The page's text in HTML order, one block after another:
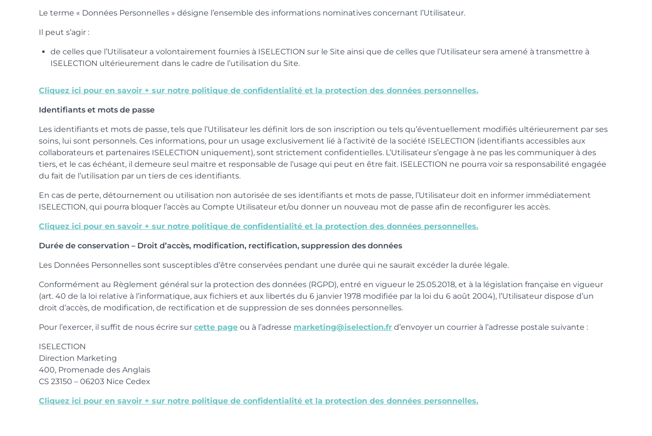
Le terme « Données Personnelles » désigne l’ensemble des informations nominatives concernant l’Utilisateur.
Il peut s’agir :
de celles que l’Utilisateur a volontairement fournies à ISELECTION sur le Site ainsi que de celles que l’Utilisateur sera amené à transmettre à
ISELECTION ultérieurement dans le cadre de l’utilisation du Site.
Cliquez ici pour en savoir + sur notre politique de confidentialité et la protection des données personnelles.
Identifiants et mots de passe
Les identifiants et mots de passe, tels que l’Utilisateur les définit lors de son inscription ou tels qu’éventuellement modifiés ultérieurement par ses
soins, lui sont personnels. Ces informations, pour un usage exclusivement lié à l’activité de la société ISELECTION (identifiants accessibles aux
collaborateurs et partenaires ISELECTION uniquement), sont strictement confidentielles. L’Utilisateur s’engage à ne pas les communiquer à des
tiers, et le cas échéant, il demeure seul maitre et responsable de l’usage qui peut en être fait. ISELECTION ne pourra voir sa responsabilité engagée
du fait de l’utilisation par un tiers de ces identifiants.
En cas de perte, détournement ou utilisation non autorisée de ses identifiants et mots de passe, l’Utilisateur doit en informer immédiatement
ISELECTION, qui pourra bloquer l’accès au Compte Utilisateur et/ou donner un nouveau mot de passe afin de reconfigurer les accès.
Cliquez ici pour en savoir + sur notre politique de confidentialité et la protection des données personnelles.
Durée de conservation – Droit d’accès, modification, rectification, suppression des données
Les Données Personnelles sont susceptibles d’être conservées pendant une durée qui ne saurait excéder la durée légale.
Conformément au Règlement général sur la protection des données (RGPD), entré en vigueur le 25.05.2018, et à la législation française en vigueur
(art. 40 de la loi relative à l’informatique, aux fichiers et aux libertés du 6 janvier 1978 modifiée par la loi du 6 août 2004), l’Utilisateur dispose d’un
droit d’accès, de modification, de rectification et de suppression de ses données personnelles.
Pour l’exercer, il suffit de nous écrire sur cette page ou à l’adresse marketing@iselection.fr d’envoyer un courrier à l’adresse postale suivante :
ISELECTION
Direction Marketing
400, Promenade des Anglais
CS 23150 – 06203 Nice Cedex
Cliquez ici pour en savoir + sur notre politique de confidentialité et la protection des données personnelles.